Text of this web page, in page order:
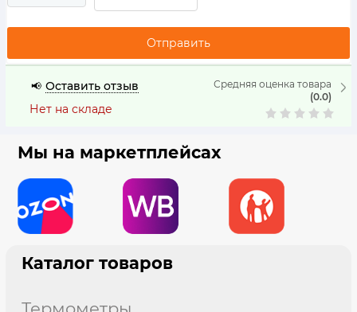
Средняя оценка товара
(0.0)
📢 Оставить отзыв
Нет на складе
Мы на маркетплейсах
Каталог товаров